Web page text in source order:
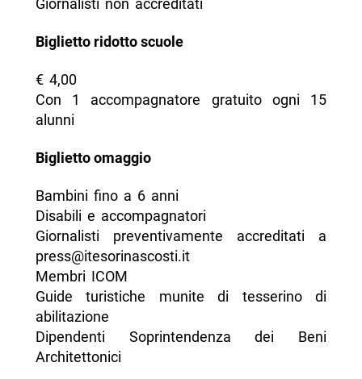
Giornalisti non accreditati
Biglietto ridotto scuole
€ 4,00
Con 1 accompagnatore gratuito ogni 15
alunni
Biglietto omaggio
Bambini fino a 6 anni
Disabili e accompagnatori
Giornalisti preventivamente accreditati a
press@itesorinascosti.it
Membri ICOM
Guide turistiche munite di tesserino di
abilitazione
Dipendenti Soprintendenza dei Beni
Architettonici